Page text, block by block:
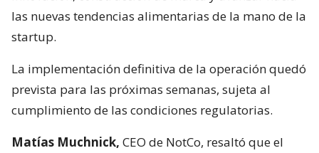
las nuevas tendencias alimentarias de la mano de la
startup.
La implementación definitiva de la operación quedó
prevista para las próximas semanas, sujeta al
cumplimiento de las condiciones regulatorias.
Matías Muchnick, CEO de NotCo, resaltó que el